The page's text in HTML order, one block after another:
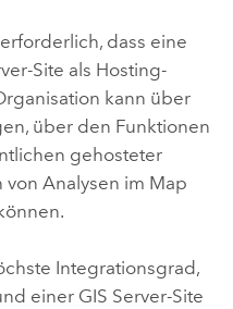
dass eine
-Site als Hosting-
kann über
über den Funktionen
gehosteter
Analysen im Map
Integrationsgrad,
einer GIS Server-Site